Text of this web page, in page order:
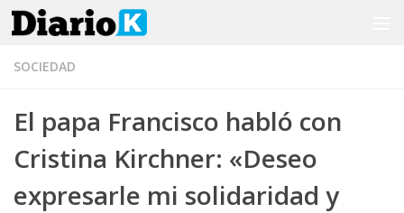
Saltar al contenido
SOCIEDAD
El papa Francisco habló con
Cristina Kirchner: «Deseo
expresarle mi solidaridad y